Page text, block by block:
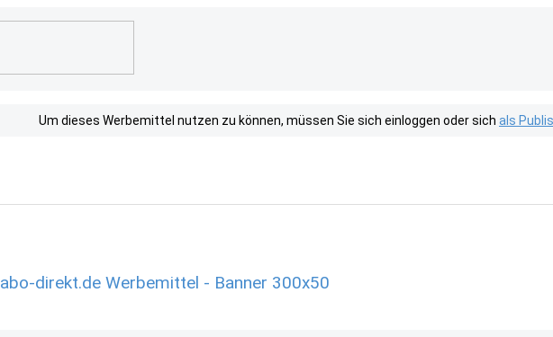
Um dieses Werbemittel nutzen zu können, müssen Sie sich einloggen oder sich als
abo-direkt.de Werbemittel - Banner 300x50